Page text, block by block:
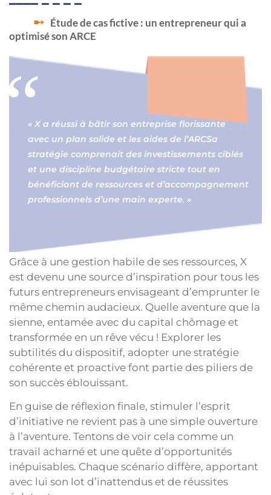
Étude de cas fictive : un entrepreneur qui a
optimisé son ARCE
« X a réussi à bâtir son entreprise florissante
avec un plan solide et les aides de l’ARCSa
stratégie comprenait des investissements ciblés
et une discipline budgétaire stricte tout en
bénéficiant de ressources et d’accompagnement
professionnels d’une main experte. »
Grâce à une gestion habile de ses ressources, X
est devenu une source d’inspiration pour tous les
futurs entrepreneurs envisageant d’emprunter le
même chemin audacieux. Quelle aventure que la
sienne, entamée avec du capital chômage et
transformée en un rêve vécu ! Explorer les
subtilités du dispositif, adopter une stratégie
cohérente et proactive font partie des piliers de
son succès éblouissant.
En guise de réflexion finale, stimuler l’esprit
d’initiative ne revient pas à une simple ouverture
à l’aventure. Tentons de voir cela comme un
travail acharné et une quête d’opportunités
inépuisables. Chaque scénario diffère, apportant
avec lui son lot d’inattendus et de réussites